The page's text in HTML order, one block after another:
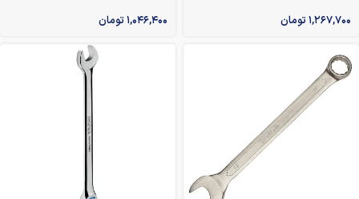
۱,۲۶۷,۷۰۰تومان
۱,۰۴۶,۴۰۰تومان